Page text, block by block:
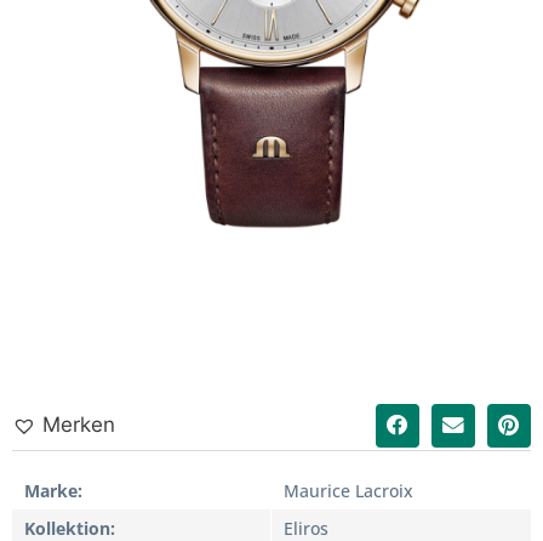
Merken
Marke
Maurice Lacroix
Kollektion
Eliros